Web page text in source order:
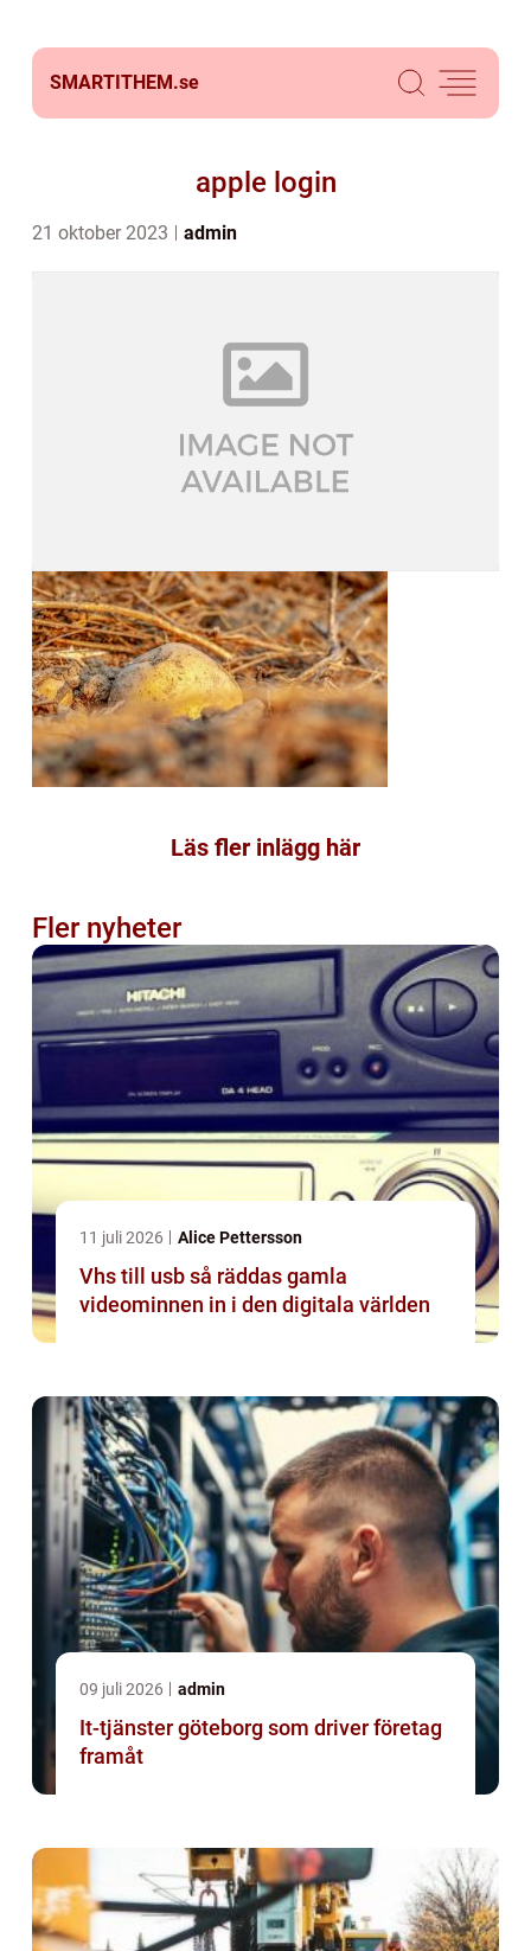
SMARTITHEM.se
apple login
21 oktober 2023 admin
Läs fler inlägg här
Fler nyheter
11 juli 2026 Alice Pettersson
Vhs till usb så räddas gamla
videominnen in i den digitala världen
09 juli 2026 admin
It-tjänster göteborg som driver företag
framåt